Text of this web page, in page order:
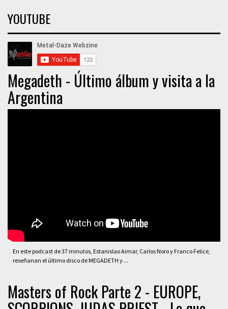
YOUTUBE
Megadeth - Último álbum y visita a la
Argentina
En este podcast de 37 minutos, Estanislao Aimar, Carlos Noro y Franco Felice,
reseñanan el último disco de MEGADETH y ...
Masters of Rock Parte 2 - EUROPE,